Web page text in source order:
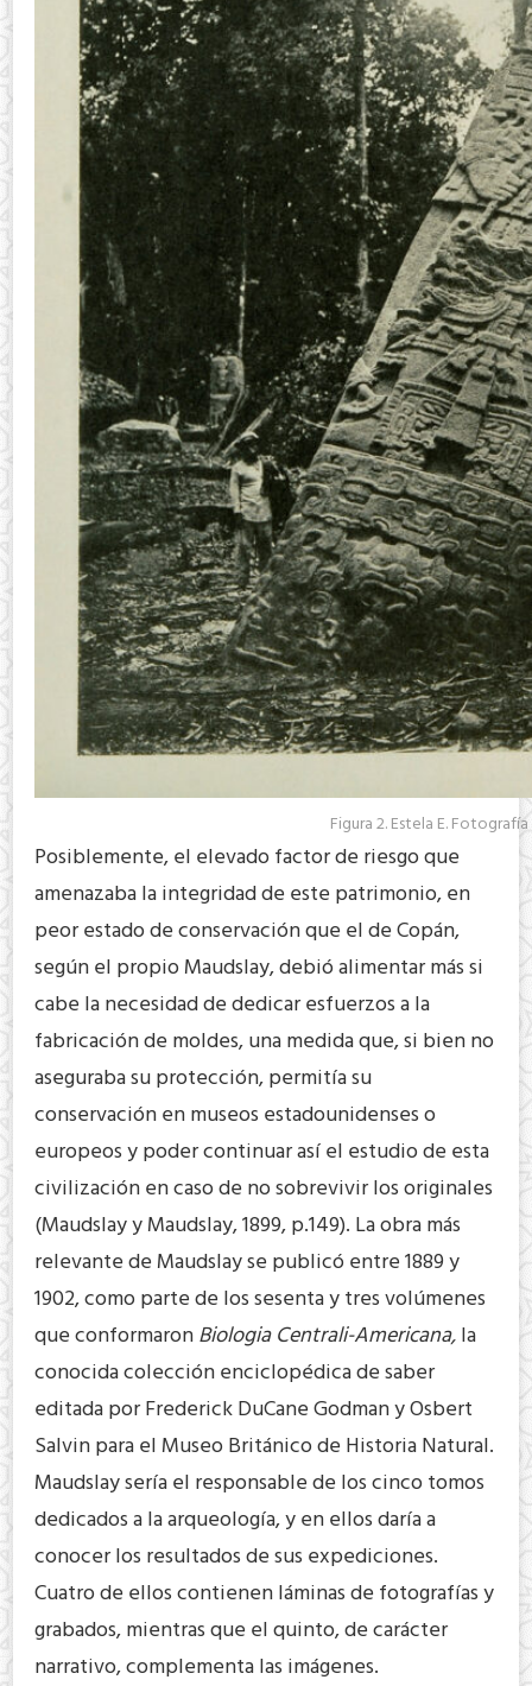
Figura 2. Estela E.
Posiblemente, el elevado factor de riesgo que
amenazaba la integridad de este patrimonio, en
peor estado de conservación que el de Copán,
según el propio Maudslay, debió alimentar más si
cabe la necesidad de dedicar esfuerzos a la
fabricación de moldes, una medida que, si bien no
aseguraba su protección, permitía su
conservación en museos estadounidenses o
europeos y poder continuar así el estudio de esta
civilización en caso de no sobrevivir los originales
(Maudslay y Maudslay, 1899, p.149). La obra más
relevante de Maudslay se publicó entre 1889 y
1902, como parte de los sesenta y tres volúmenes
que conformaronBiologia Centrali-Americana,la
conocida colección enciclopédica de saber
editada por Frederick DuCane Godman y Osbert
Salvin para el Museo Británico de Historia Natural.
Maudslay sería el responsable de los cinco tomos
dedicados a la arqueología, y en ellos daría a
conocer los resultados de sus expediciones.
Cuatro de ellos contienen láminas de fotografías y
grabados, mientras que el quinto, de carácter
narrativo, complementa las imágenes.